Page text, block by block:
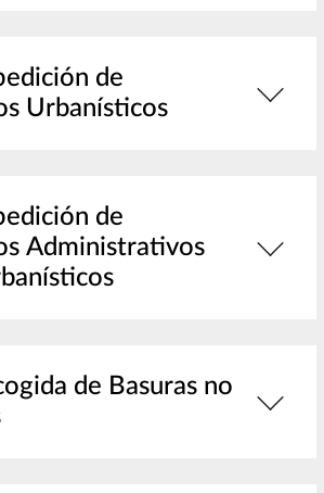
de
Urbanísticos
Administrativos
de Basuras no